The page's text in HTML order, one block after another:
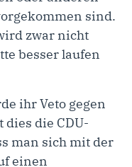
sind.
zwar nicht
besser laufen
ihr Veto gegen
die CDU-
man sich mit der
einen